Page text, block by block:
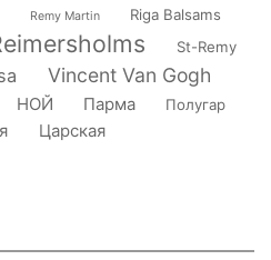
Remy Martin Riga Balsams
St-Remy
Vincent Van Gogh
НОЙ Парма Полугар
Царская